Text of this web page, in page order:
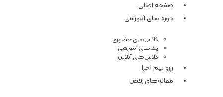
صفحه اصلی
دوره های آموزشی
کلاس‌های حضوری
پک‌های آموزشی
کلاس‌های آنلاین
رزرو تیم اجرا
مقاله‌های رقص